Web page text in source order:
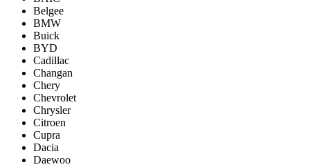
Belgee
BMW
Buick
BYD
Cadillac
Changan
Chery
Chevrolet
Chrysler
Citroen
Cupra
Dacia
Daewoo